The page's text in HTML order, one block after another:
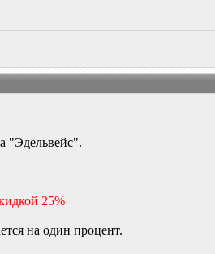
"Эдельвейс".
25%
на один процент.